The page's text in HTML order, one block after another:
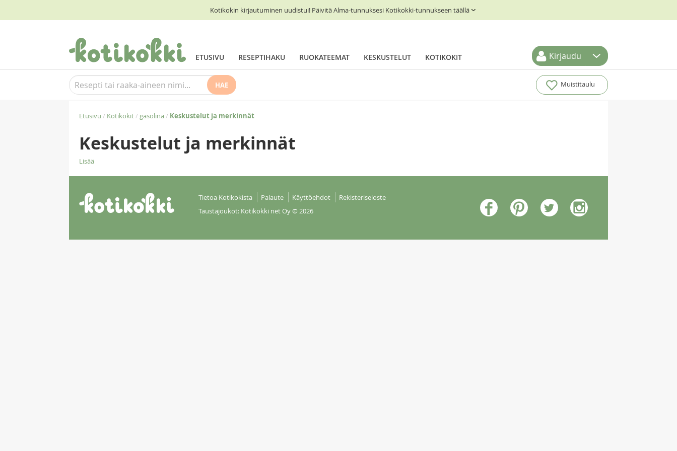
Kotikokin kirjautuminen uudistui! Päivitä Alma-tunnuksesi Kotikokki-tunnukseen täällä
ETUSIVU RESEPTIHAKU RUOKATEEMAT KESKUSTELUT KOTIKOKIT Kirjaudu
HAE Muistitaulu
Etusivu / Kotikokit/ gasolina/ Keskustelut ja merkinnät
Keskustelut ja merkinnät
Lisää
Tietoa Kotikokista Palaute Käyttöehdot
Rekisteriseloste
Taustajoukot: Kotikokki net Oy© 2026